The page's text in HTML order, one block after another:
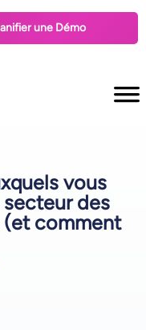
une Démo
vous
des
comment